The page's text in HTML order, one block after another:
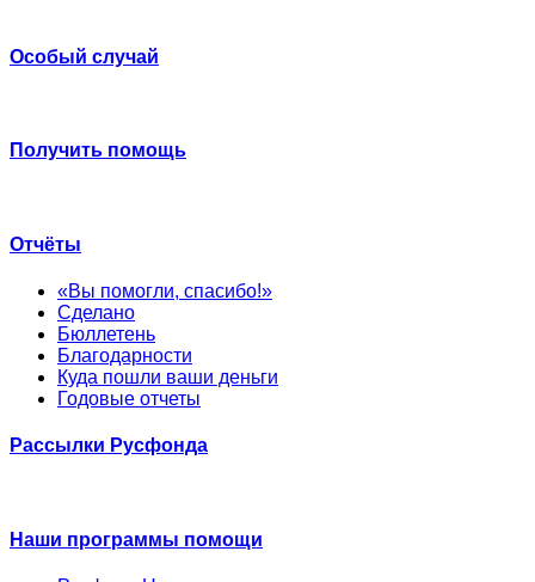
Особый случай
Получить помощь
Отчёты
«Вы помогли, спасибо!»
Сделано
Бюллетень
Благодарности
Куда пошли ваши деньги
Годовые отчеты
Рассылки Русфонда
Наши программы помощи